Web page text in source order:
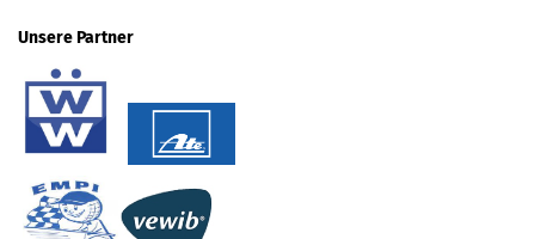
Unsere Partner